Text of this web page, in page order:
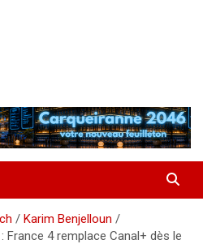
Karim Benjelloun
France 4 remplace Canal+ dès le